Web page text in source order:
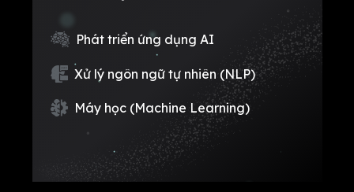
Phát triển ứng dụng AI
Xử lý ngôn ngữ tự nhiên (NLP)
Máy học (Machine Learning)